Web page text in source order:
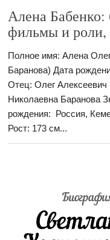
Алена
фильмы и роли,
Полное имя: Алена
Баранова) Дата
Отец: Олег
Николаевна Баранова
рождения: Россия,
Рост: 173 см...